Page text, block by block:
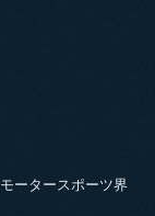
ータースポーツ界